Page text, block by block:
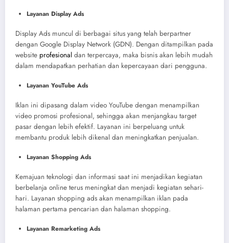
Layanan Display Ads
Display Ads muncul di berbagai situs yang telah berpartner
dengan Google Display Network (GDN). Dengan ditampilkan pada
website profesional dan terpercaya, maka bisnis akan lebih mudah
dalam mendapatkan perhatian dan kepercayaan dari pengguna.
Layanan YouTube Ads
Iklan ini dipasang dalam video YouTube dengan menampilkan
video promosi profesional, sehingga akan menjangkau target
pasar dengan lebih efektif. Layanan ini berpeluang untuk
membantu produk lebih dikenal dan meningkatkan penjualan.
Layanan Shopping Ads
Kemajuan teknologi dan informasi saat ini menjadikan kegiatan
berbelanja online terus meningkat dan menjadi kegiatan sehari-
hari. Layanan shopping ads akan menampilkan iklan pada
halaman pertama pencarian dan halaman shopping.
Layanan Remarketing Ads